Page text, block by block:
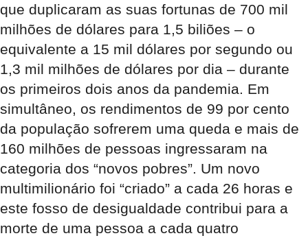
que duplicaram as suas fortunas de 700 mil
milhões de dólares para 1,5 biliões – o
equivalente a 15 mil dólares por segundo ou
1,3 mil milhões de dólares por dia – durante
os primeiros dois anos da pandemia. Em
simultâneo, os rendimentos de 99 por cento
da população sofrerem uma queda e mais de
160 milhões de pessoas ingressaram na
categoria dos “novos pobres”. Um novo
multimilionário foi “criado” a cada 26 horas e
este fosso de desigualdade contribui para a
morte de uma pessoa a cada quatro